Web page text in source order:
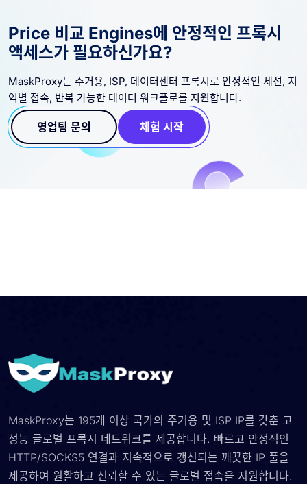
Price 비교 Engines에 안정적인 프록시
액세스가 필요하신가요?
MaskProxy는 주거용, ISP, 데이터센터 프록시로 안정적인 세션, 지
역별 접속, 반복 가능한 데이터 워크플로를 지원합니다.
영업팀 문의 체험 시작
MaskProxy는 195개 이상 국가의 주거용 및 ISP IP를 갖춘 고
성능 글로벌 프록시 네트워크를 제공합니다. 빠르고 안정적인
HTTP/SOCKS5 연결과 지속적으로 갱신되는 깨끗한 IP 풀을
제공하여 원활하고 신뢰할 수 있는 글로벌 접속을 지원합니다.